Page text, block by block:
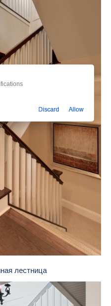
лестница
Discard Allow